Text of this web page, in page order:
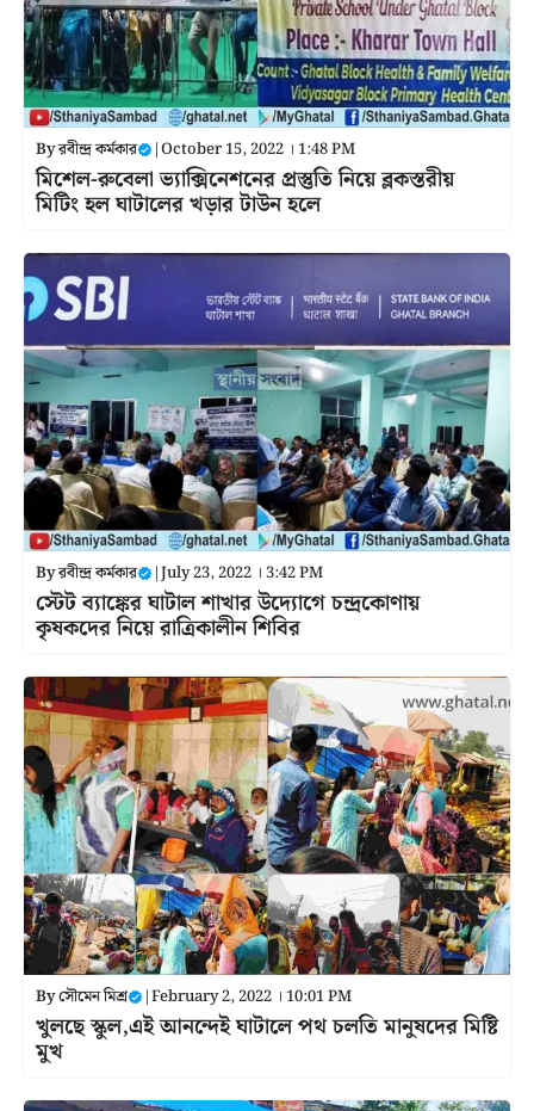
Byরবীন্দ্র কর্মকার |October 15, 2022 । 1:48 PM
মিশেল-রুবেলা ভ্যাক্সিনেশনের প্রস্তুতি নিয়ে ব্লকস্তরীয়
মিটিং হল ঘাটালের খড়ার টাউন হলে
Byরবীন্দ্র কর্মকার |July 23, 2022 । 3:42 PM
স্টেট ব্যাঙ্কের ঘাটাল শাখার উদ্যোগে চন্দ্রকোণায়
কৃষকদের নিয়ে রাত্রিকালীন শিবির
Byসৌমেন মিশ্র |February 2, 2022 । 10:01 PM
খুলছে স্কুল,এই আনন্দেই ঘাটালে পথ চলতি মানুষদের মিষ্টি
মুখ